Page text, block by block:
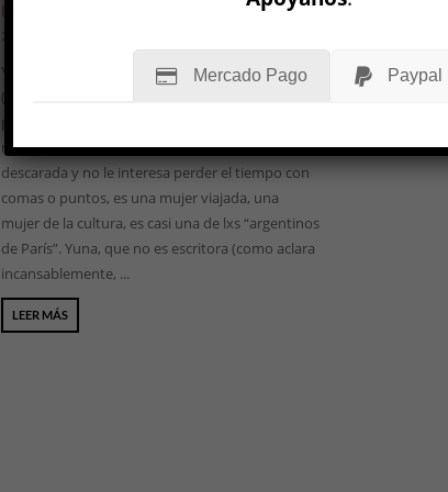
Lucía Cytryn
Yuna López ya no es la joven que en Las primas
(2007) se disculpaba con lxs lectorxs por sus
problemas de puntuación. Aunque no consulta
más el diccionario, porque ahora es una vieja
descarada y no le interesa perder el tiempo con
comas o puntos, es una mujer viajada, una
mujer de la cultura, es casi una de lxs “argentinos
de París”. Yuna, que no es escritora (como aclara
incansablemente, ...
LEER MÁS
Mercado Pago Paypal